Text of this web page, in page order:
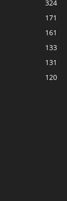
324
171
161
133
131
120